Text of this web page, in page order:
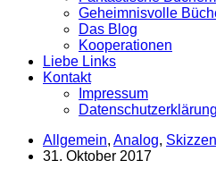
Geheimnisvolle
Das Blog
Kooperationen
Liebe Links
Kontakt
Impressum
Datenschutzerklärung
Allgemein, Analog,
31. Oktober 2017